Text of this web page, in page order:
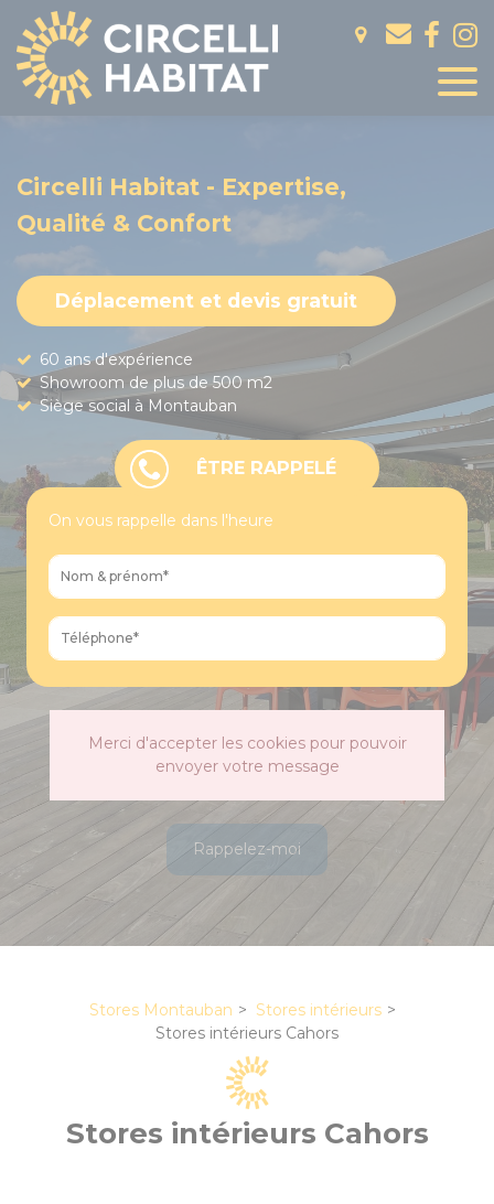
Circelli Habitat - Expertise,
Qualité & Confort
Déplacement et devis gratuit
60 ans d'expérience
Showroom de plus de 500 m2
Siège social à Montauban
ÊTRE RAPPELÉ
On vous rappelle dans l'heure
Merci d'accepter les cookies pour pouvoir
envoyer votre message
Rappelez-moi
Stores Montauban
Stores intérieurs
Stores intérieurs Cahors
Stores intérieurs Cahors
Panneau de gestion des cookies